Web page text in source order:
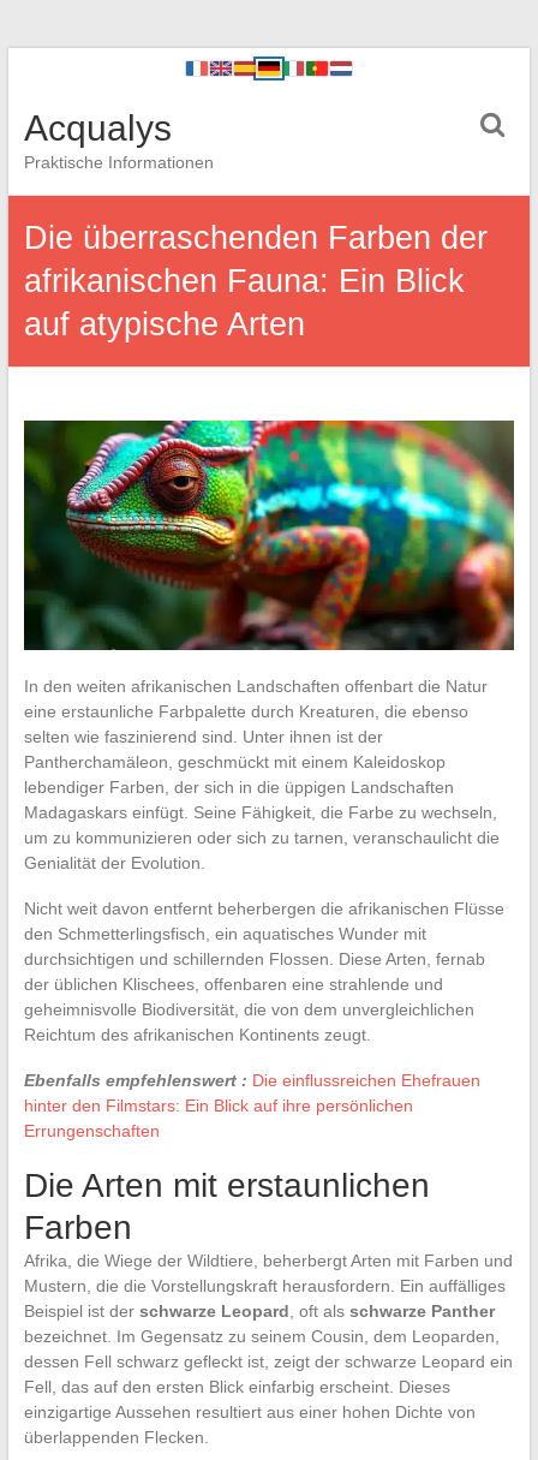
Acqualys
Praktische Informationen
Die überraschenden Farben der
afrikanischen Fauna: Ein Blick
auf atypische Arten
In den weiten afrikanischen Landschaften offenbart die Natur
eine erstaunliche Farbpalette durch Kreaturen, die ebenso
selten wie faszinierend sind. Unter ihnen ist der
Pantherchamäleon, geschmückt mit einem Kaleidoskop
lebendiger Farben, der sich in die üppigen Landschaften
Madagaskars einfügt. Seine Fähigkeit, die Farbe zu wechseln,
um zu kommunizieren oder sich zu tarnen, veranschaulicht die
Genialität der Evolution.
Nicht weit davon entfernt beherbergen die afrikanischen Flüsse
den Schmetterlingsfisch, ein aquatisches Wunder mit
durchsichtigen und schillernden Flossen. Diese Arten, fernab
der üblichen Klischees, offenbaren eine strahlende und
geheimnisvolle Biodiversität, die von dem unvergleichlichen
Reichtum des afrikanischen Kontinents zeugt.
Ebenfalls empfehlenswert : Die einflussreichen Ehefrauen
hinter den Filmstars: Ein Blick auf ihre persönlichen
Errungenschaften
Die Arten mit erstaunlichen
Farben
Afrika, die Wiege der Wildtiere, beherbergt Arten mit Farben und
Mustern, die die Vorstellungskraft herausfordern. Ein auffälliges
Beispiel ist der schwarze Leopard , oft als schwarze Panther
bezeichnet. Im Gegensatz zu seinem Cousin, dem Leoparden,
dessen Fell schwarz gefleckt ist, zeigt der schwarze Leopard ein
Fell, das auf den ersten Blick einfarbig erscheint. Dieses
einzigartige Aussehen resultiert aus einer hohen Dichte von
überlappenden Flecken.